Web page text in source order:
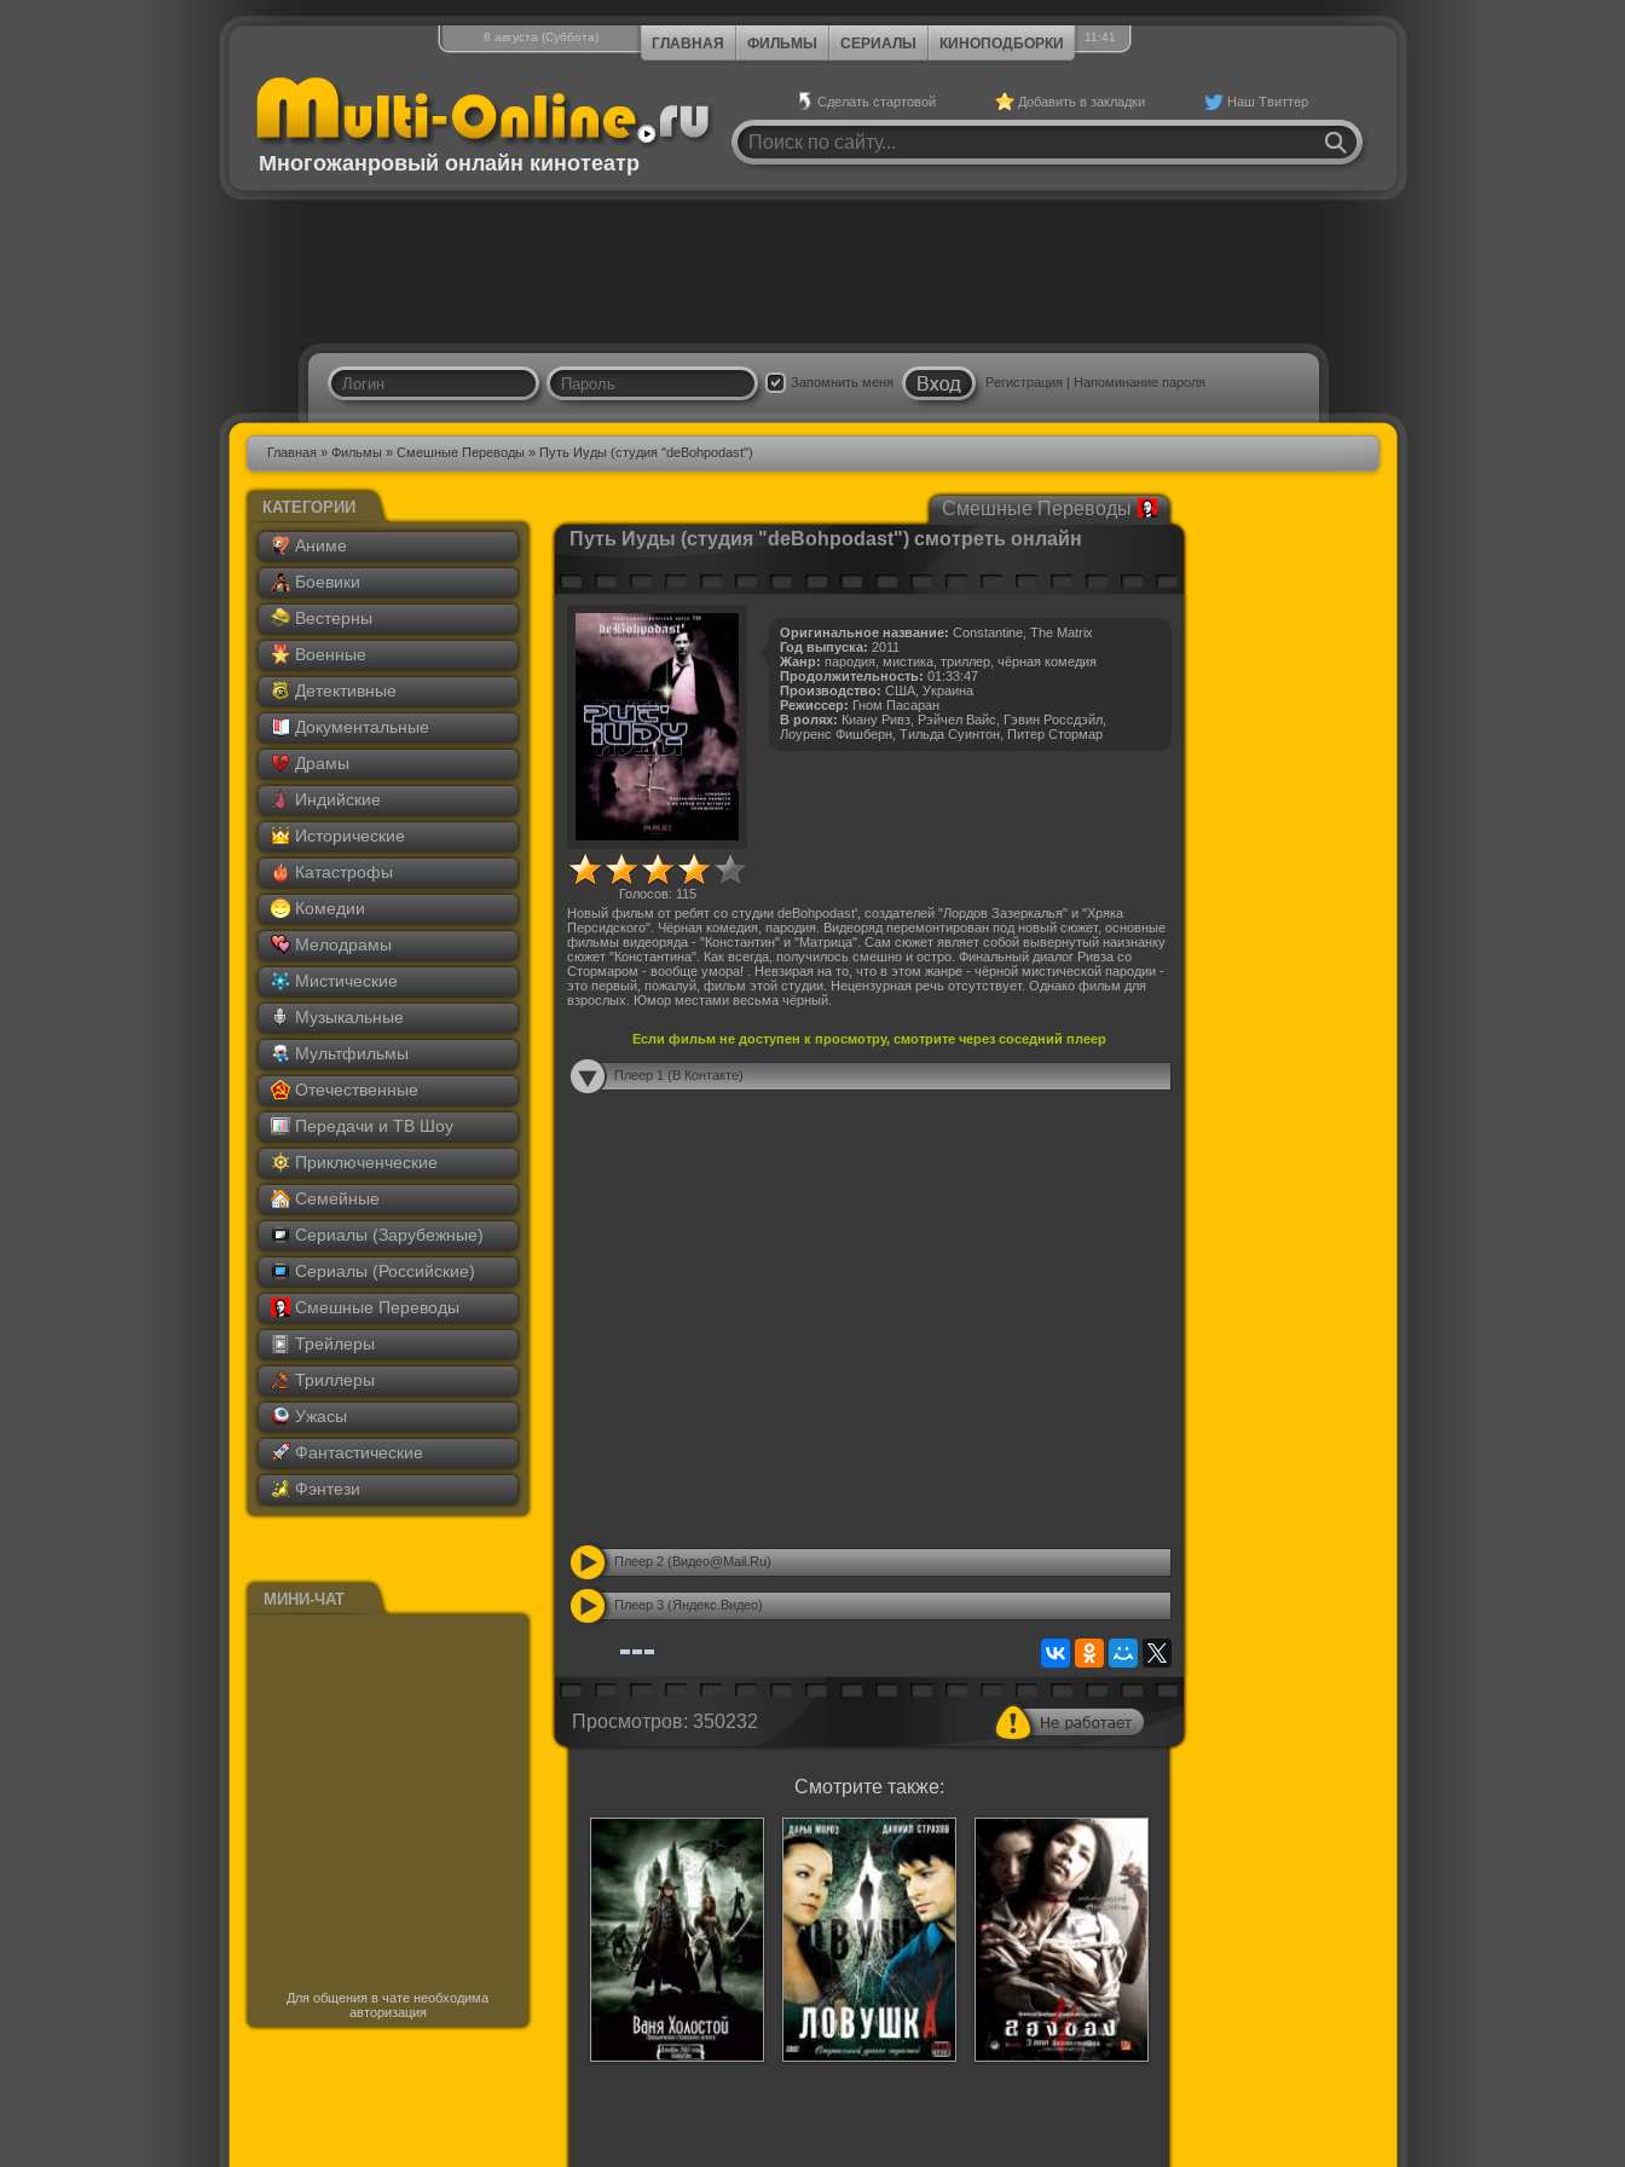
8 августа (Суббота) ГЛАВНАЯ ФИЛЬМЫ СЕРИАЛЫ КИНОПОДБОРКИ 11 41
Многожанровый онлайн кинотеатр
Сделать стартовой Добавить в закладки Наш Твиттер
Запомнить меня Регистрация | Напоминание пароля
Главная» Фильмы» Смешные Переводы» Путь Иуды (студия "deBohpodast")
КАТЕГОРИИ
Аниме
Боевики
Вестерны
Военные
Детективные
Документальные
Драмы
Индийские
Исторические
Катастрофы
Комедии
Мелодрамы
Мистические
Музыкальные
Мультфильмы
Отечественные
Передачи и ТВ Шоу
Приключенческие
Семейные
Сериалы (Зарубежные)
Сериалы (Российские)
Смешные Переводы
Трейлеры
Триллеры
Ужасы
Фантастические
Фэнтези
МИНИ-ЧАТ
Для общения в чате необходима
авторизация
Смешные Переводы
Путь Иуды (студия "deBohpodast") смотреть онлайн
Голосов: 115
Оригинальное название: Constantine, The Matrix
Год выпуска: 2011
Жанр: пародия, мистика, триллер, чёрная комедия
Продолжительность: 01:33:47
Производство: США, Украина
Режиссер: Гном Пасаран
В ролях: Киану Ривз, Рэйчел Вайс, Гэвин Россдэйл,
Лоуренс Фишберн, Тильда Суинтон, Питер Стормар
Новый фильм от ребят со студии deBohpodast', создателей "Лордов Зазеркалья" и "Хряка
Персидского". Чёрная комедия, пародия. Видеоряд перемонтирован под новый сюжет, основные
фильмы видеоряда - "Константин" и "Матрица". Сам сюжет являет собой вывернутый наизнанку
сюжет "Константина". Как всегда, получилось смешно и остро. Финальный диалог Ривза со
Стормаром - вообще умора! . Невзирая на то, что в этом жанре - чёрной мистической пародии -
это первый, пожалуй, фильм этой студии. Нецензурная речь отсутствует. Однако фильм для
взрослых. Юмор местами весьма чёрный.
Если фильм не доступен к просмотру, смотрите через соседний плеер
Плеер 1 (В Контакте)
Плеер 2 (Видео@Mail.Ru)
Плеер 3 (Яндекс.Видео)
Просмотров: 350232
Смотрите также: